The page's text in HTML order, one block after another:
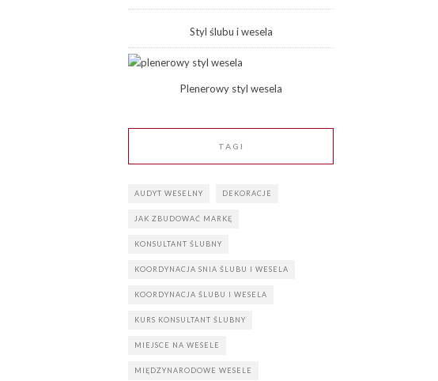
Styl ślubu i wesela
Plenerowy styl wesela
TAGI
AUDYT WESELNY DEKORACJE
JAK ZBUDOWAĆ MARKĘ
KONSULTANT ŚLUBNY
KOORDYNACJA SNIA ŚLUBU I WESELA
KOORDYNACJA ŚLUBU I WESELA
KURS KONSULTANT ŚLUBNY
MIEJSCE NA WESELE
MIĘDZYNARODOWE WESELE